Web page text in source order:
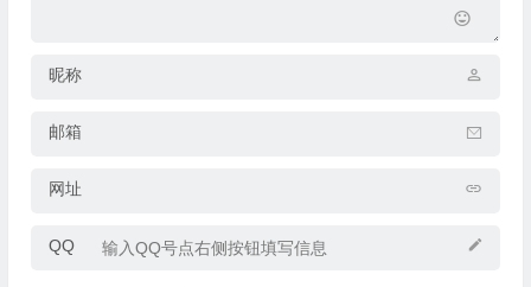
昵称
邮箱
网址
QQ